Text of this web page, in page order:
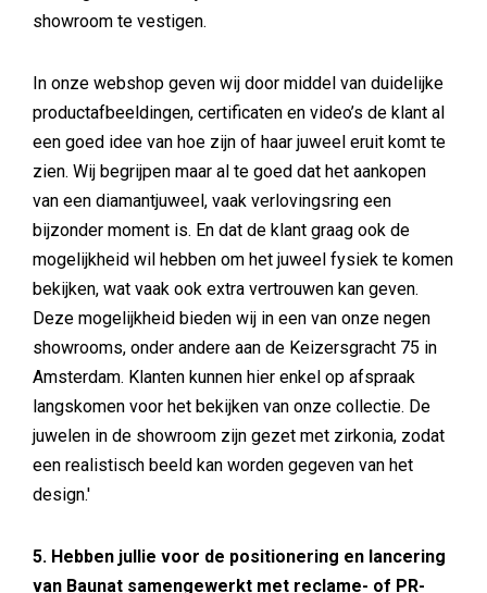
showroom te vestigen.
In onze webshop geven wij door middel van duidelijke
productafbeeldingen, certificaten en video’s de klant al
een goed idee van hoe zijn of haar juweel eruit komt te
zien. Wij begrijpen maar al te goed dat het aankopen
van een diamantjuweel, vaak verlovingsring een
bijzonder moment is. En dat de klant graag ook de
mogelijkheid wil hebben om het juweel fysiek te komen
bekijken, wat vaak ook extra vertrouwen kan geven.
Deze mogelijkheid bieden wij in een van onze negen
showrooms, onder andere aan de Keizersgracht 75 in
Amsterdam. Klanten kunnen hier enkel op afspraak
langskomen voor het bekijken van onze collectie. De
juwelen in de showroom zijn gezet met zirkonia, zodat
een realistisch beeld kan worden gegeven van het
design.'
5. Hebben jullie voor de positionering en lancering
van Baunat samengewerkt met reclame- of PR-